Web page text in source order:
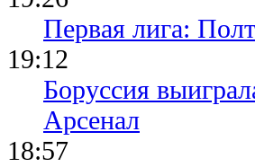
Первая лига:
19:12
Боруссия
Арсенал
18:57